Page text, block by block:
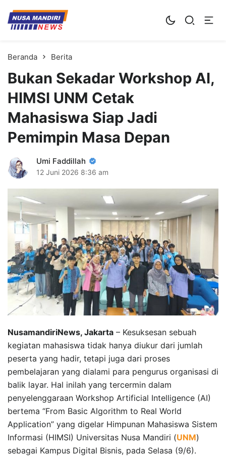
Kampus Digital Bisnis
Universitas Nusa Mandiri
Beranda Berita
Bukan Sekadar Workshop AI,
HIMSI UNM Cetak
Mahasiswa Siap Jadi
Pemimpin Masa Depan
Umi Faddillah
12 Juni 2026 8:36 am
NusamandiriNews, Jakarta – Kesuksesan sebuah
kegiatan mahasiswa tidak hanya diukur dari jumlah
peserta yang hadir, tetapi juga dari proses
pembelajaran yang dialami para pengurus organisasi di
balik layar. Hal inilah yang tercermin dalam
penyelenggaraan Workshop Artificial Intelligence (AI)
bertema “From Basic Algorithm to Real World
Application” yang digelar Himpunan Mahasiswa Sistem
Informasi (HIMSI) Universitas Nusa Mandiri (UNM)
sebagai Kampus Digital Bisnis, pada Selasa (9/6).